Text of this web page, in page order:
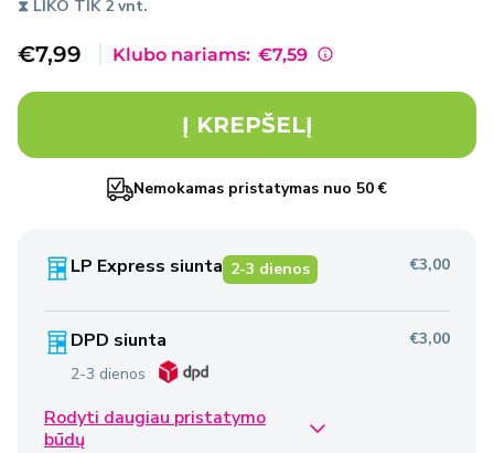
⧗ LIKO TIK 2 vnt.
Išpardavimo
€7,99 Klubo nariams: €7,59
Į KREPŠELĮ
Nemokamas pristatymas nuo 50 €
LP Express siunta 2-3 dienos €3,00
DPD siunta
2-3 dienos
€3,00
Omniva siunta
Rodyti daugiau pristatymo
būdų